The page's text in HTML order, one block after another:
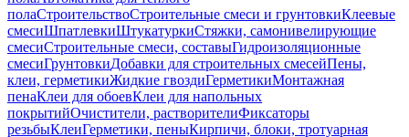
полаСтроительствоСтроительные смеси и грунтовкиКлеевые
смесиШпатлевкиШтукатуркиСтяжки, самонивелирующие
смесиСтроительные смеси, составыГидроизоляционные
смесиГрунтовкиДобавки для строительных смесейПены,
клеи, герметикиЖидкие гвоздиГерметикиМонтажная
пенаКлеи для обоевКлеи для напольных
покрытийОчистители, растворителиФиксаторы
резьбыКлеиГерметики, пеныКирпичи, блоки, тротуарная